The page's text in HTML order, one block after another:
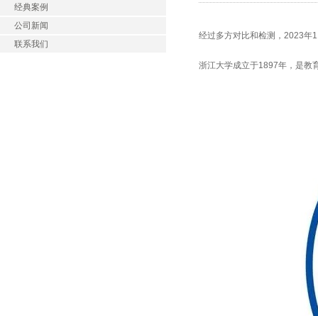
经典案例
公司新闻
联系我们
经过多方对比和检测，2023年
浙江大学成立于1897年，是教